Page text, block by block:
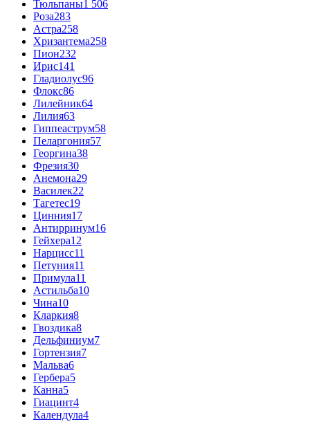
Тюльпаны1 506
Роза283
Астра258
Хризантема258
Пион232
Ирис141
Гладиолус96
Флокс86
Лилейник64
Лилия63
Гиппеаструм58
Пеларгония57
Георгина38
Фрезия30
Анемона29
Василек22
Тагетес19
Цинния17
Антирринум16
Гейхера12
Нарцисс11
Петуния11
Примула11
Астильба10
Чина10
Кларкия8
Гвоздика8
Дельфиниум7
Гортензия7
Мальва6
Гербера5
Канна5
Гиацинт4
Календула4